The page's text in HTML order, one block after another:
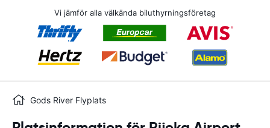
Vi jämför alla välkända biluthyrningsföretag
Gods River Flyplats